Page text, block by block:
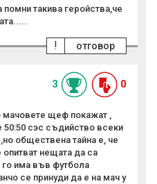
помни такива геройства,че
отговор
!
3 0
мачовете щеф покажат ,
50:50 сэс съдийство всеки
обществена тайна е, че
нещата да са
има във футбола
се принуди да е на мач у